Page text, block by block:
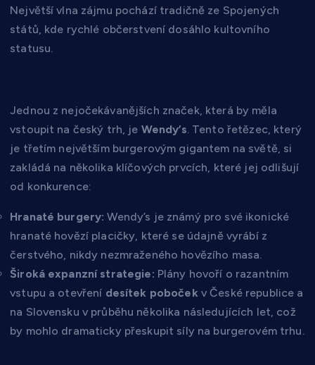
Největší vlna zájmu pochází tradičně ze Spojených
států, kde rychlé občerstvení dosáhlo kultovního
statusu.
Jednou z nejočekávanějších značek, která by měla
vstoupit na český trh, je Wendy’s. Tento řetězec, který
je třetím největším burgerovým gigantem na světě, si
zakládá na několika klíčových prvcích, které jej odlišují
od konkurence:
Hranaté burgery: Wendy’s je známý pro své ikonické
hranaté hovězí placičky, které se údajně vyrábí z
čerstvého, nikdy nezmraženého hovězího masa.
Široká expanzní strategie: Plány hovoří o razantním
vstupu a otevření desítek pobočekv České republice a
na Slovensku v průběhu několika následujících let, což
by mohlo dramaticky přeskupit síly na burgerovém trhu.